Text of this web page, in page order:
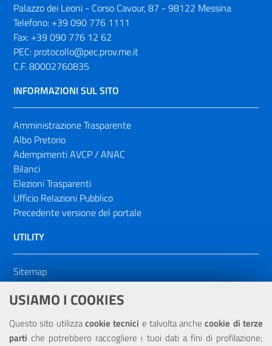
USIAMO I COOKIES
Questo sito utilizzacookie tecnici e talvolta anchecookie di terze
parti che potrebbero raccogliere i tuoi dati a fini di profilazione;
Palazzo dei Leoni - Corso Cavour, 87 - 98122 Messina
Telefono: +39 090 776 1111
Fax: +39 090 776 12 62
PEC: protocollo@pec.prov.me.it
C.F. 80002760835
INFORMAZIONI SUL SITO
Amministrazione Trasparente
Albo Pretorio
Adempimenti AVCP / ANAC
Bilanci
Elezioni Trasparenti
Ufficio Relazioni Pubblico
Precedente versione del portale
UTILITY
Sitemap
Dichiarazione di accessibilità
NOTE LEGALI